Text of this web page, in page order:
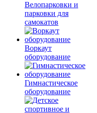
Велопарковки и
парковки для
самокатов
Воркаут
оборудование
Гимнастическое
оборудование